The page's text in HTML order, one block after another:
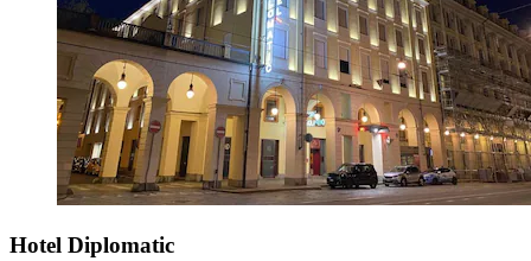
Hotel Diplomatic